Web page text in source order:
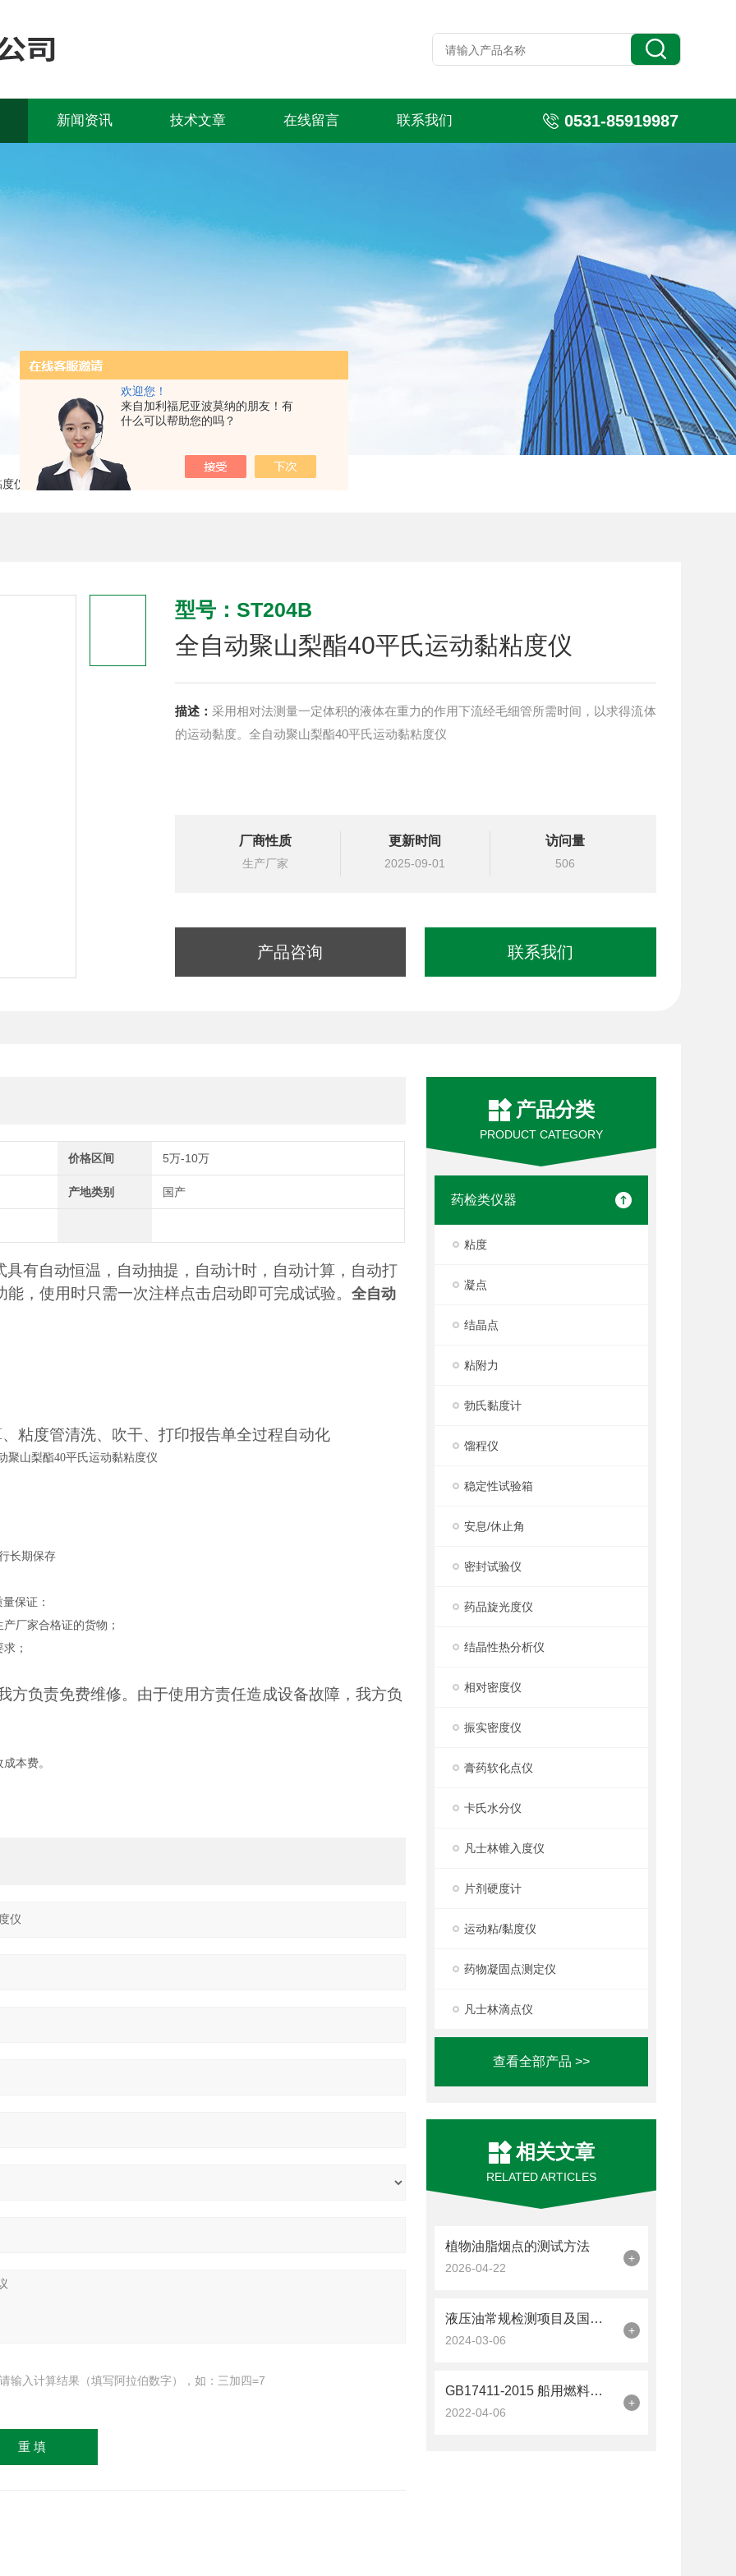
欢迎您！
来自加利福尼亚波莫纳的朋友！有
什么可以帮助您的吗？
新闻资讯 技术文章 在线留言 联系我们 0531-85919987
仪 > ST204B全自动聚山梨酯40平氏运动黏粘度仪
型号：ST204B
全自动聚山梨酯40平氏运动黏粘度仪
描述： 采用相对法测量一定体积的液体在重力的作用下流经毛细管所需时间，以求得流体
的运动黏度。全自动聚山梨酯40平氏运动黏粘度仪
厂商性质
生产厂家
更新时间
2025-09-01
访问量
506
产品咨询 联系我们
产品分类
PRODUCT CATEGORY
药检类仪器
粘度
凝点
结晶点
粘附力
勃氏黏度计
馏程仪
稳定性试验箱
安息/休止角
密封试验仪
药品旋光度仪
结晶性热分析仪
相对密度仪
振实密度仪
膏药软化点仪
卡氏水分仪
凡士林锥入度仪
片剂硬度计
运动粘/黏度仪
药物凝固点测定仪
凡士林滴点仪
查看全部产品 >>
相关文章
RELATED ARTICLES
植物油脂烟点的测试方法
2026-04-22
+
液压油常规检测项目及国标要求
2024-03-06
+
GB17411-2015 船用燃料油闪点的标准解读
2022-04-06
+
价格区间 5万-10万
产地类别 国产
有自动恒温，自动抽提，自动计时，自动计算，自动打
，使用时只需一次注样点击启动即可完成试验。全自动
粘度管清洗、 吹干、打印报告单全过程自动化
长期保存
保证：
厂家合格证的货物；
；
方负责免费维修。由于使用方责任造成设备故障，我方负
本费。
请输入计算结果（填写阿拉伯数字），如：三加四=7